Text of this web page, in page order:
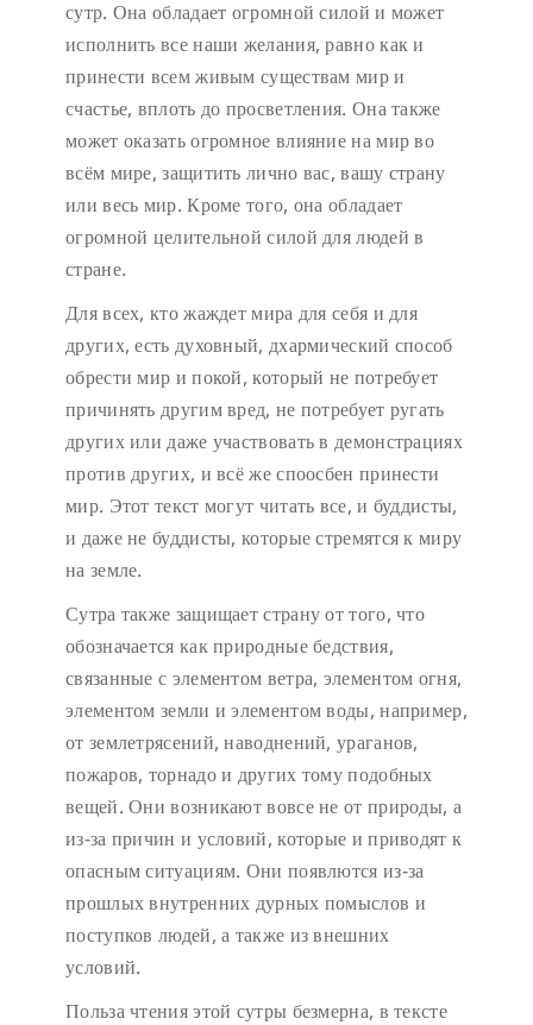
сутр. Она обладает огромной силой и может
исполнить все наши желания, равно как и
принести всем живым существам мир и
счастье, вплоть до просветления. Она также
может оказать огромное влияние на мир во
всём мире, защитить лично вас, вашу страну
или весь мир. Кроме того, она обладает
огромной целительной силой для людей в
стране.
Для всех, кто жаждет мира для себя и для
других, есть духовный, дхармический способ
обрести мир и покой, который не потребует
причинять другим вред, не потребует ругать
других или даже участвовать в демонстрациях
против других, и всё же споосбен принести
мир. Этот текст могут читать все, и буддисты,
и даже не буддисты, которые стремятся к миру
на земле.
Сутра также защищает страну от того, что
обозначается как природные бедствия,
связанные с элементом ветра, элементом огня,
элементом земли и элементом воды, например,
от землетрясений, наводнений, ураганов,
пожаров, торнадо и других тому подобных
вещей. Они возникают вовсе не от природы, а
из-за причин и условий, которые и приводят к
опасным ситуациям. Они появлются из-за
прошлых внутренних дурных помыслов и
поступков людей, а также из внешних
условий.
Польза чтения этой сутры безмерна, в тексте